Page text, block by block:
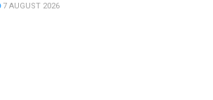
7 AUGUST 2026